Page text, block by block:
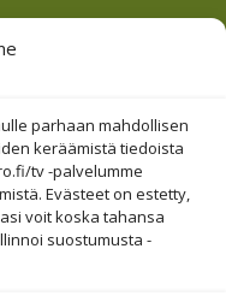
parhaan mahdollisen
keräämistä tiedoista
tv -palvelumme
Evästeet on estetty,
voit koska tahansa
suostumusta -
Säätiö